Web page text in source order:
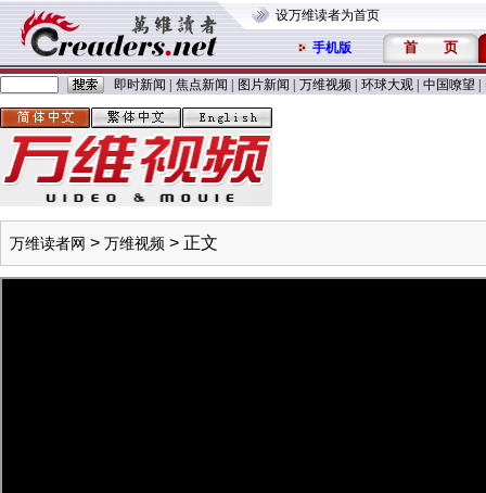
设万维读者为首页
手机版 首 页
即时新闻 焦点新闻 图片新闻 万维视频 环球大观 中国嘹望
万维读者网 > 万维视频 > 正文